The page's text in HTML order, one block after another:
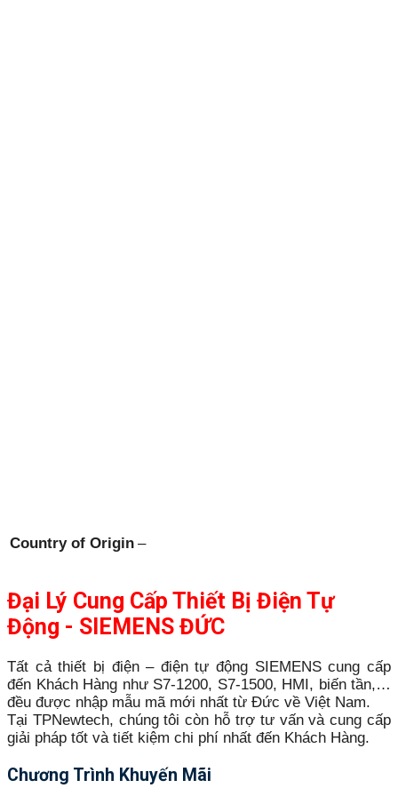
Country of Origin –
Đại Lý Cung Cấp Thiết Bị Điện Tự
Động - SIEMENS ĐỨC
Tất cả thiết bị điện – điện tự động SIEMENS cung cấp
đến Khách Hàng như S7-1200, S7-1500, HMI, biến tần,…
đều được nhập mẫu mã mới nhất từ Đức về Việt Nam.
Tại TPNewtech, chúng tôi còn hỗ trợ tư vấn và cung cấp
giải pháp tốt và tiết kiệm chi phí nhất đến Khách Hàng.
Chương Trình Khuyến Mãi